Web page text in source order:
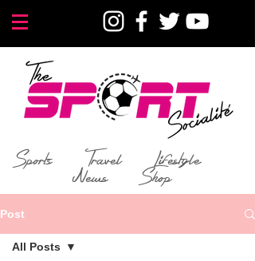
Sports Travel
Lifestyle
News
Shop
Post
All Posts